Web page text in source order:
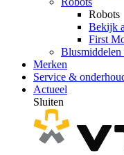
Robots
Bekijk
First
Merken
Service &
Actueel
Sluiten